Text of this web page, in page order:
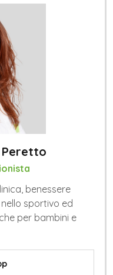
benessere
sportivo ed
per bambini e